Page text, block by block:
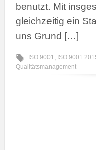
benutzt. Mit
gleichzeitig ein
uns Grund […]
ISO 9001, ISO
Qualitätsmanagement